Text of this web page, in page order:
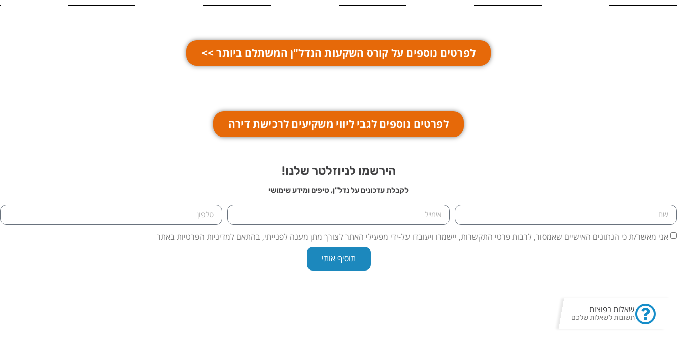
לפרטים נוספים על קורס השקעות הנדל"ן המשתלם ביותר >>
לפרטים נוספים לגבי ליווי משקיעים לרכישת דירה
הירשמו לניוזלטר שלנו!
לקבלת עדכונים על נדל"ן, טיפים ומידע שימושי
אני מאשר/ת כי הנתונים האישיים שאמסור, לרבות פרטי התקשרות, יישמרו ויעובדו על-ידי מפעילי האתר לצורך מתן מענה לפנייתי, בהתאם למדיניות הפרטיות באתר
תוסיף אותי
שאלות נפוצות
תשובות לשאלות שלכם